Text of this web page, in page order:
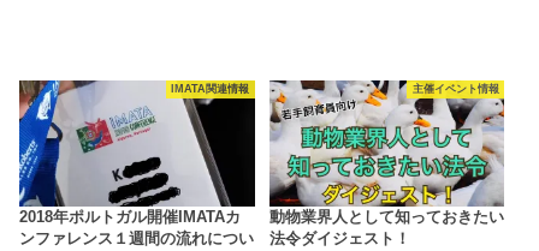
IMATA関連情報
2018年ポルトガル開催IMATAカ
ンファレンス１週間の流れについ
主催イベント情報
動物業界人として知っておきたい
法令ダイジェスト！